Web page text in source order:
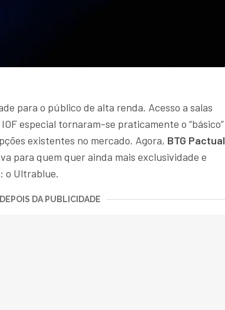
para o público de alta renda. Acesso a salas
especial tornaram-se praticamente o “básico”
existentes no mercado. Agora, BTG Pactual
para quem quer ainda mais exclusividade e
: o Ultrablue.
DA PUBLICIDADE